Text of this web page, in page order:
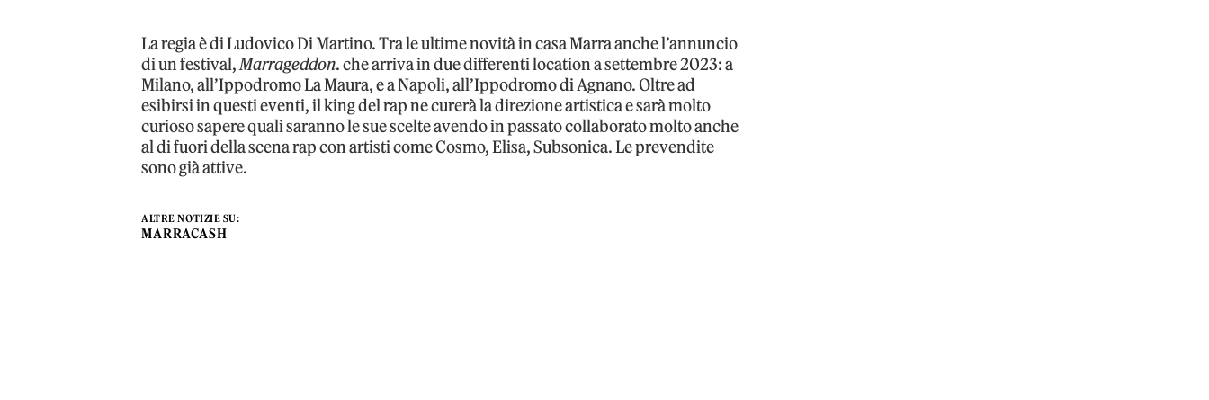
La regia è di Ludovico Di Martino. Tra le ultime novità in casa Marra anche l’annuncio
di un festival,Marrageddon. che arriva in due differenti location a settembre 2023: a
Milano, all’Ippodromo La Maura, e a Napoli, all’Ippodromo di Agnano. Oltre ad
esibirsi in questi eventi, il king del rap ne curerà la direzione artistica e sarà molto
curioso sapere quali saranno le sue scelte avendo in passato collaborato molto anche
al di fuori della scena rap con artisti come Cosmo, Elisa, Subsonica. Le prevendite
sono già attive.
ALTRE NOTIZIE SU:
MARRACASH